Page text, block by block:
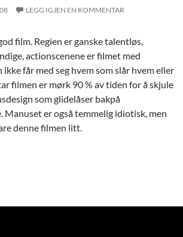
LEGG IGJEN EN KOMMENTAR
film. Regien er ganske talentløs,
actionscenene er filmet med
får med seg hvem som slår hvem eller
filmen er mørk 90 % av tiden for å skjule
som glidelåser bakpå
Manuset er også temmelig idiotisk, men
denne filmen litt.
vs Predator: Requiem: Et forsvar